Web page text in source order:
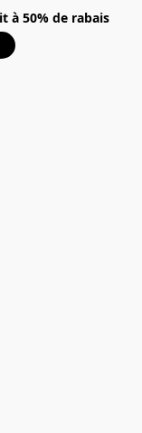
à 50% de rabais